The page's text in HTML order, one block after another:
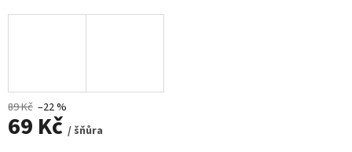
89 Kč –22 %
69 Kč / šňůra